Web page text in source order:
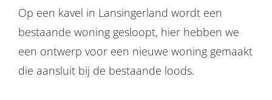
Op een kavel in Lansingerland wordt een
bestaande woning gesloopt, hier hebben we
een ontwerp voor een nieuwe woning gemaakt
die aansluit bij de bestaande loods.